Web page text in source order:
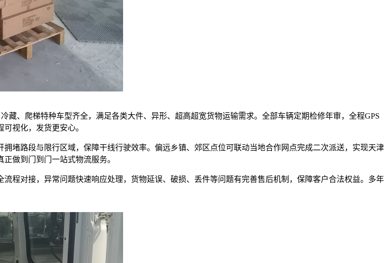
藏、爬梯特种车型齐全，满足各类大件、异形、超高超宽货物运输需求。全部车辆定期检修年审，全程GPS
视化，发货更安心。
堵路段与限行区域，保障干线行驶效率。偏远乡镇、郊区点位可联动当地合作网点完成二次派送，实现天津
做到门到门一站式物流服务。
程对接，异常问题快速响应处理，货物延误、破损、丢件等问题有完善售后机制，保障客户合法权益。多年